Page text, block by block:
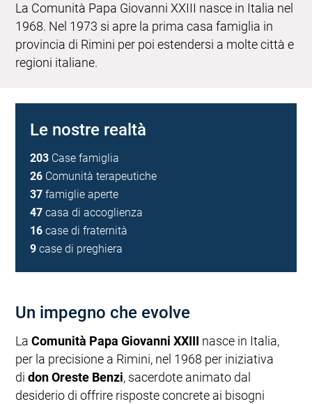
La Comunità Papa Giovanni XXIII nasce in Italia nel
1968. Nel 1973 si apre la prima casa famiglia in
provincia di Rimini per poi estendersi a molte città e
regioni italiane.
Le nostre realtà
203Case famiglia
26Comunità terapeutiche
37famiglie aperte
47casa di accoglienza
16case di fraternità
9case di preghiera
Un impegno che evolve
LaComunità Papa Giovanni XXIII nasce in Italia,
per la precisione a Rimini, nel 1968 per iniziativa
didon Oreste Benzi, sacerdote animato dal
desiderio di offrire risposte concrete ai bisogni